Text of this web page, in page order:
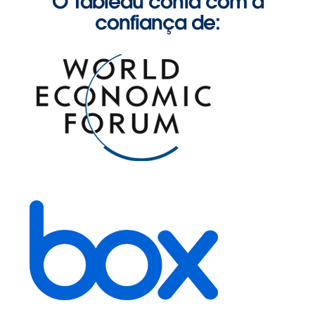
Ponha à prova mito da ascensão
tecnologia
CLIQUE PARA INTERAGIR
confiança de: